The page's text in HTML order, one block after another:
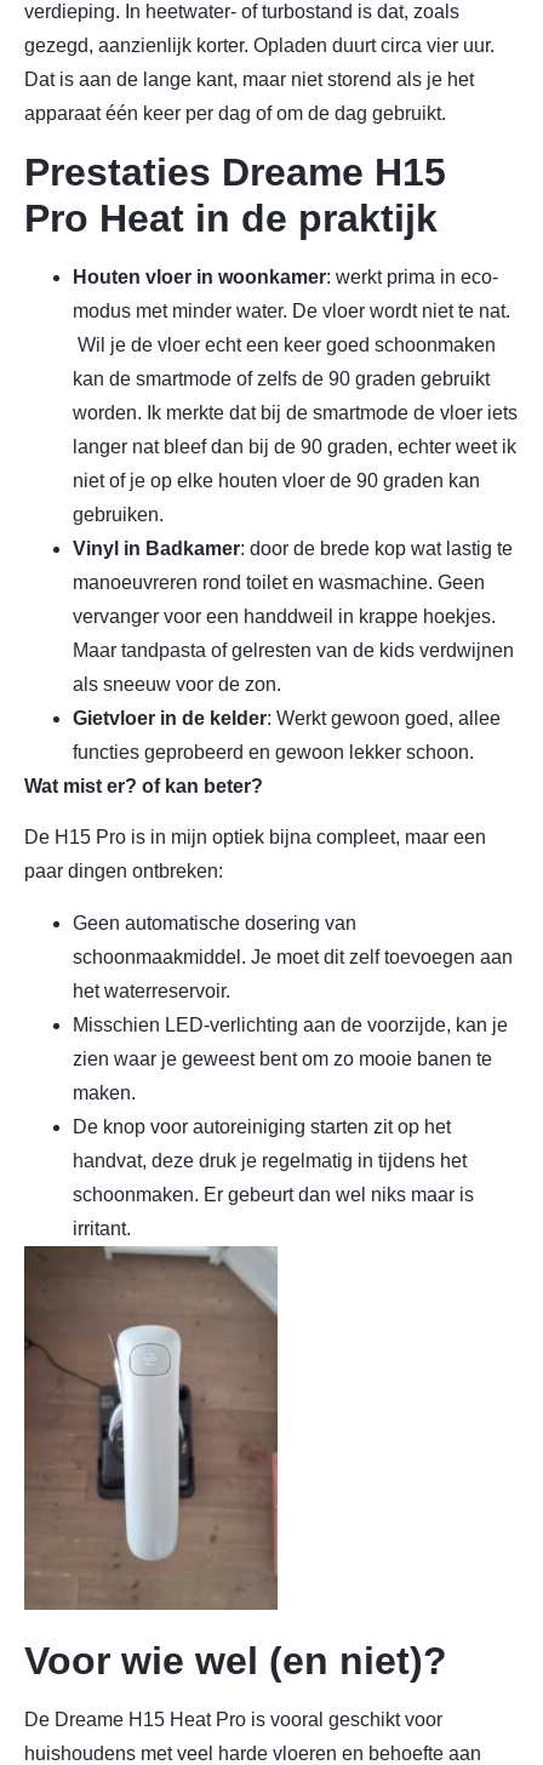
verdieping. In heetwater- of turbostand is dat, zoals
gezegd, aanzienlijk korter. Opladen duurt circa vier uur.
Dat is aan de lange kant, maar niet storend als je het
apparaat één keer per dag of om de dag gebruikt.
Prestaties Dreame H15
Pro Heat in de praktijk
Houten vloer in woonkamer: werkt prima in eco-
modus met minder water. De vloer wordt niet te nat.
Wil je de vloer echt een keer goed schoonmaken
kan de smartmode of zelfs de 90 graden gebruikt
worden. Ik merkte dat bij de smartmode de vloer iets
langer nat bleef dan bij de 90 graden, echter weet ik
niet of je op elke houten vloer de 90 graden kan
gebruiken.
Vinyl in Badkamer: door de brede kop wat lastig te
manoeuvreren rond toilet en wasmachine. Geen
vervanger voor een handdweil in krappe hoekjes.
Maar tandpasta of gelresten van de kids verdwijnen
als sneeuw voor de zon.
Gietvloer in de kelder: Werkt gewoon goed, allee
functies geprobeerd en gewoon lekker schoon.
Wat mist er? of kan beter?
De H15 Pro is in mijn optiek bijna compleet, maar een
paar dingen ontbreken:
Geen automatische dosering van
schoonmaakmiddel. Je moet dit zelf toevoegen aan
het waterreservoir.
Misschien LED-verlichting aan de voorzijde, kan je
zien waar je geweest bent om zo mooie banen te
maken.
De knop voor autoreiniging starten zit op het
handvat, deze druk je regelmatig in tijdens het
schoonmaken. Er gebeurt dan wel niks maar is
irritant.
Voor wie wel (en niet)?
De Dreame H15 Heat Pro is vooral geschikt voor
huishoudens met veel harde vloeren en behoefte aan